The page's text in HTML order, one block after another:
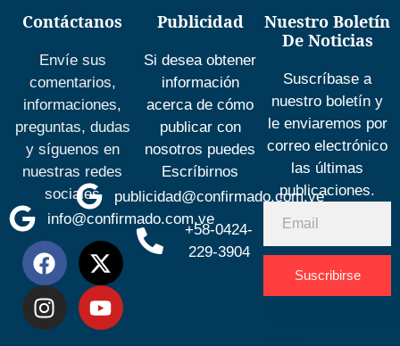
Contáctanos
Envíe sus
comentarios,
informaciones,
preguntas, dudas
y síguenos en
nuestras redes
sociales
info@confirmado.com.ve
Publicidad
Si desea obtener
información
acerca de cómo
publicar con
nosotros puedes
Escríbirnos
publicidad@confirmado.com.ve
+58-0424-
229-3904
Nuestro Boletín
De Noticias
Suscríbase a
nuestro boletín y
le enviaremos por
correo electrónico
las últimas
publicaciones.
Suscribirse